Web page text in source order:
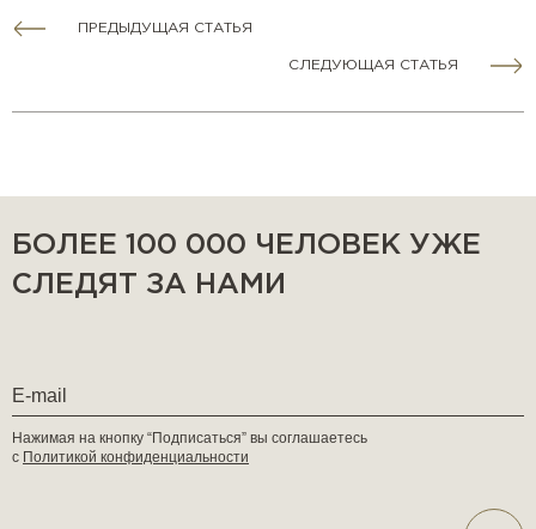
ПРЕДЫДУЩАЯ СТАТЬЯ
СЛЕДУЮЩАЯ СТАТЬЯ
БОЛЕЕ 100 000 ЧЕЛОВЕК УЖЕ
СЛЕДЯТ ЗА НАМИ
Нажимая на кнопку “Подписаться” вы соглашаетесь
с Политикой конфиденциальности